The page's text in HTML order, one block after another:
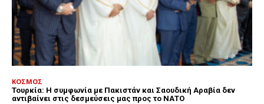
ΚΟΣΜΟΣ
Τουρκία: Η συμφωνία με Πακιστάν και Σαουδική Αραβία δεν
αντιβαίνει στις δεσμεύσεις μας προς το ΝΑΤΟ